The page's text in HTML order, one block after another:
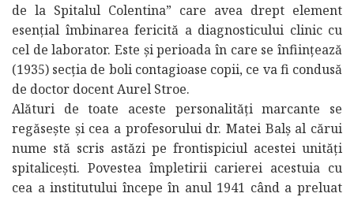
de la Spitalul Colentina” care avea drept element
esențial îmbinarea fericită a diagnosticului clinic cu
cel de laborator. Este și perioada în care se înființează
(1935) secția de boli contagioase copii, ce va fi condusă
de doctor docent Aurel Stroe.
Alături de toate aceste personalități marcante se
regăsește și cea a profesorului dr. Matei Balș al cărui
nume stă scris astăzi pe frontispiciul acestei unități
spitalicești. Povestea împletirii carierei acestuia cu
cea a institutului începe în anul 1941 când a preluat